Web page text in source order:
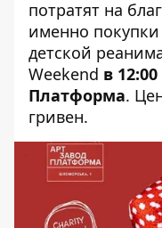
потратят на
именно покупки
детской
Weekend в
Платформа.
гривен.